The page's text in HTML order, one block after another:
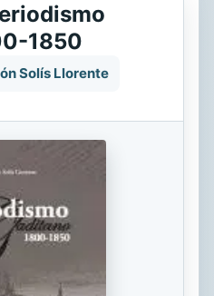
1850
Solís Llorente